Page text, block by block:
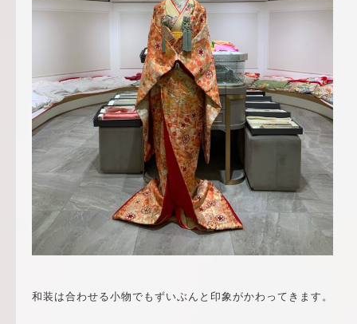
和装は合わせる小物でもずいぶんと印象がかわってきます。